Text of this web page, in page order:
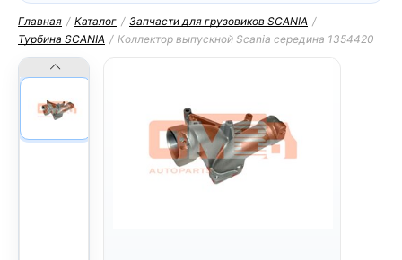
Главная / Каталог / Запчасти для грузовиков SCANIA /
Турбина SCANIA / Коллектор выпускной Scania середина 1354420